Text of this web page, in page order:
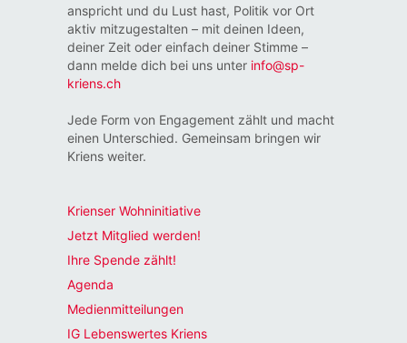
anspricht und du Lust hast, Politik vor Ort
aktiv mitzugestalten – mit deinen Ideen,
deiner Zeit oder einfach deiner Stimme –
dann melde dich bei uns unter info@sp-
kriens.ch
Jede Form von Engagement zählt und macht
einen Unterschied. Gemeinsam bringen wir
Kriens weiter.
Krienser Wohninitiative
Jetzt Mitglied werden!
Ihre Spende zählt!
Agenda
Medienmitteilungen
IG Lebenswertes Kriens